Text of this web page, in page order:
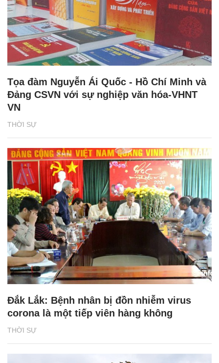
THỜI SỰ
Tọa đàm Nguyễn Ái Quốc - Hồ Chí Minh và
Đảng CSVN với sự nghiệp văn hóa-VHNT
VN
THỜI SỰ
Đắk Lắk: Bệnh nhân bị đồn nhiễm virus
corona là một tiếp viên hàng không